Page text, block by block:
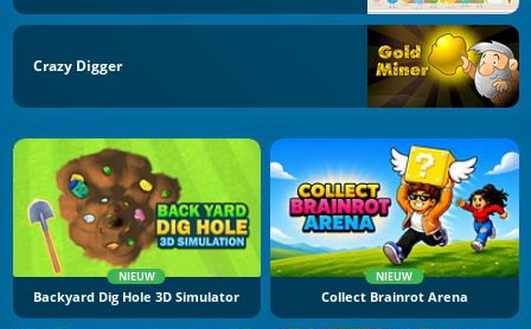
Crazy Digger
NIEUW
Backyard Dig Hole 3D Simulator
NIEUW
Collect Brainrot Arena